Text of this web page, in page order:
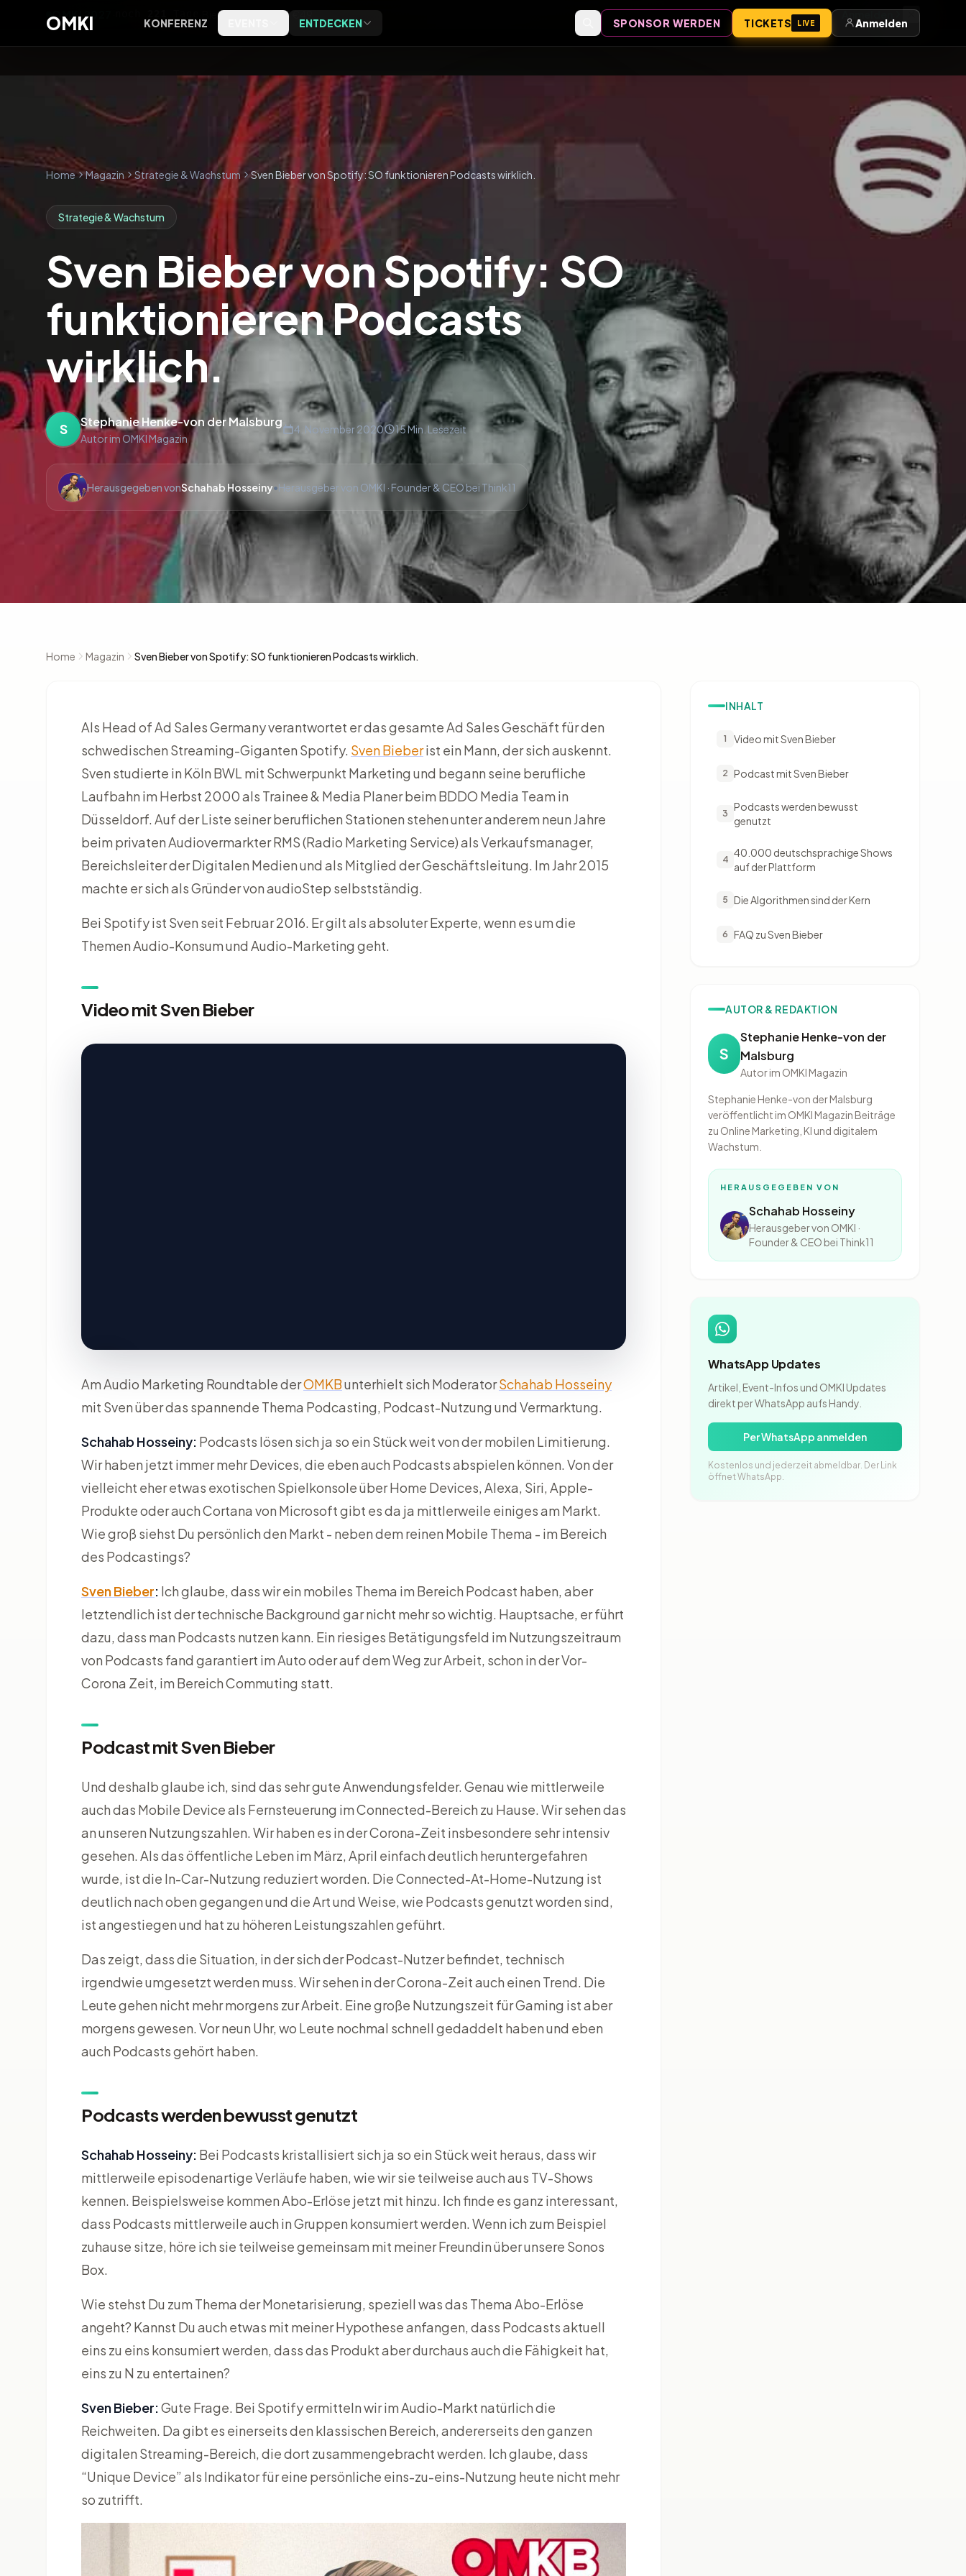
OMKI 2027 Bielefeld·Early Bird €49 Anmelden
OMKI KONFERENZ
Marketing & KI
Exklusive Vor-Ort-Events für
Entscheider
Kostenlose Marketing- & KI-
Abende vor Ort
ENTDECKEN
Tools, Bewertungen und
Kategorien
Agenturen
Agenturprofile nach Leistung
und Ort
Speaker
Speaker-Profile und Archiv
Magazin
Editorial, Trends und
Videos
Podcast
Das OMKI Podcast-Archiv
SPONSOR WERDEN TICKETS LIVE Anmelden
Home Magazin Strategie & Wachstum Sven Bieber von Spotify: SO funktionieren Podcasts wirklich.
Strategie & Wachstum
Sven Bieber von Spotify: SO
funktionieren Podcasts
wirklich.
S Stephanie Henke-von der Malsburg
Autor im OMKI Magazin
4. November 2020 15 Min. Lesezeit
Herausgegeben vonSchahab Hosseiny•Herausgeber von OMKI · Founder & CEO bei Think11
Home Magazin Sven Bieber von Spotify: SO funktionieren Podcasts wirklich.
Als Head of Ad Sales Germany verantwortet er das gesamte Ad Sales Geschäft für den
schwedischen Streaming-Giganten Spotify. Sven Bieberist ein Mann, der sich auskennt.
Sven studierte in Köln BWL mit Schwerpunkt Marketing und begann seine berufliche
Laufbahn im Herbst 2000 als Trainee & Media Planer beim BDDO Media Team in
Düsseldorf. Auf der Liste seiner beruflichen Stationen stehen unter anderem neun Jahre
beim privaten Audiovermarkter RMS(Radio Marketing Service) als Verkaufsmanager,
Bereichsleiter der Digitalen Medien und als Mitglied der Geschäftsleitung. Im Jahr 2015
machte er sich als Gründer von audioStep selbstständig.
Bei Spotify ist Sven seit Februar 2016. Er gilt als absoluter Experte, wenn es um die
Themen Audio-Konsum und Audio-Marketing geht.
Video mit Sven Bieber
Am Audio Marketing Roundtable derOMKBunterhielt sich ModeratorSchahab Hosseiny
mit Sven über das spannende Thema Podcasting, Podcast-Nutzung und Vermarktung.
Schahab Hosseiny: Podcasts lösen sich ja so ein Stück weit von der mobilen Limitierung.
Wir haben jetzt immer mehr Devices, die eben auch Podcasts abspielen können. Von der
vielleicht eher etwas exotischen Spielkonsole über Home Devices, Alexa, Siri, Apple-
Produkte oder auch Cortana von Microsoft gibt es da ja mittlerweile einiges am Markt.
Wie groß siehst Du persönlich den Markt - neben dem reinen Mobile Thema - im Bereich
des Podcastings?
Sven Bieber: Ich glaube, dass wir ein mobiles Thema im Bereich Podcast haben, aber
letztendlich ist der technische Background gar nicht mehr so wichtig. Hauptsache, er führt
dazu, dass man Podcasts nutzen kann. Ein riesiges Betätigungsfeld im Nutzungszeitraum
von Podcasts fand garantiert im Auto oder auf dem Weg zur Arbeit, schon in der Vor-
Corona Zeit, im Bereich Commuting statt.
Podcast mit Sven Bieber
Und deshalb glaube ich, sind das sehr gute Anwendungsfelder. Genau wie mittlerweile
auch das Mobile Device als Fernsteuerung im Connected-Bereich zu Hause. Wir sehen das
an unseren Nutzungszahlen. Wir haben es in der Corona-Zeit insbesondere sehr intensiv
gesehen. Als das öffentliche Leben im März, April einfach deutlich heruntergefahren
wurde, ist die In-Car-Nutzung reduziert worden. Die Connected-At-Home-Nutzung ist
deutlich nach oben gegangen und die Art und Weise, wie Podcasts genutzt worden sind,
ist angestiegen und hat zu höheren Leistungszahlen geführt.
Das zeigt, dass die Situation, in der sich der Podcast-Nutzer befindet, technisch
irgendwie umgesetzt werden muss. Wir sehen in der Corona-Zeit auch einen Trend. Die
Leute gehen nicht mehr morgens zur Arbeit. Eine große Nutzungszeit für Gaming ist aber
morgens gewesen. Vor neun Uhr, wo Leute nochmal schnell gedaddelt haben und eben
auch Podcasts gehört haben.
Podcasts werden bewusst genutzt
Schahab Hosseiny: Bei Podcasts kristallisiert sich ja so ein Stück weit heraus, dass wir
mittlerweile episodenartige Verläufe haben, wie wir sie teilweise auch aus TV-Shows
kennen. Beispielsweise kommen Abo-Erlöse jetzt mit hinzu. Ich finde es ganz interessant,
dass Podcasts mittlerweile auch in Gruppen konsumiert werden. Wenn ich zum Beispiel
zuhause sitze, höre ich sie teilweise gemeinsam mit meiner Freundin über unsere Sonos
Box.
Wie stehst Du zum Thema der Monetarisierung, speziell was das Thema Abo-Erlöse
angeht? Kannst Du auch etwas mit meiner Hypothese anfangen, dass Podcasts aktuell
eins zu eins konsumiert werden, dass das Produkt aber durchaus auch die Fähigkeit hat,
eins zu N zu entertainen?
Sven Bieber:Gute Frage. Bei Spotify ermitteln wir im Audio-Markt natürlich die
Reichweiten. Da gibt es einerseits den klassischen Bereich, andererseits den ganzen
digitalen Streaming-Bereich, die dort zusammengebracht werden. Ich glaube, dass
“Unique Device” als Indikator für eine persönliche eins-zu-eins-Nutzung heute nicht mehr
so zutrifft.
INHALT
1 Video mit Sven Bieber
2 Podcast mit Sven Bieber
3
Podcasts werden bewusst
genutzt
4
40.000 deutschsprachige Shows
auf der Plattform
5 Die Algorithmen sind der Kern
6 FAQ zu Sven Bieber
AUTOR & REDAKTION
S
Stephanie Henke-von der
Malsburg
Autor im OMKI Magazin
Stephanie Henke-von der Malsburg
veröffentlicht im OMKI Magazin Beiträge
zu Online Marketing, KI und digitalem
Wachstum.
HERAUSGEGEBEN VON
Schahab Hosseiny
Herausgeber von OMKI ·
Founder & CEO bei Think11
WhatsApp Updates
Artikel, Event-Infos und OMKI Updates
direkt per WhatsApp aufs Handy.
Per WhatsApp anmelden
Kostenlos und jederzeit abmeldbar. Der Link
öffnet WhatsApp.